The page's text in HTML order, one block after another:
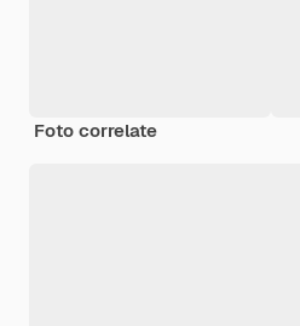
Foto correlate